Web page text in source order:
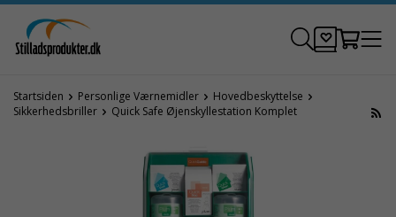
Startsiden Personlige Værnemidler
Hovedbeskyttelse
Sikkerhedsbriller
Quick Safe Øjenskyllestation Komplet